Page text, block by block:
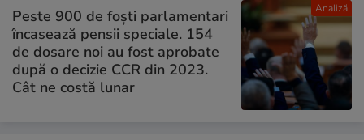
Analiză
Peste 900 de foști parlamentari
încasează pensii speciale. 154
de dosare noi au fost aprobate
după o decizie CCR din 2023.
Cât ne costă lunar